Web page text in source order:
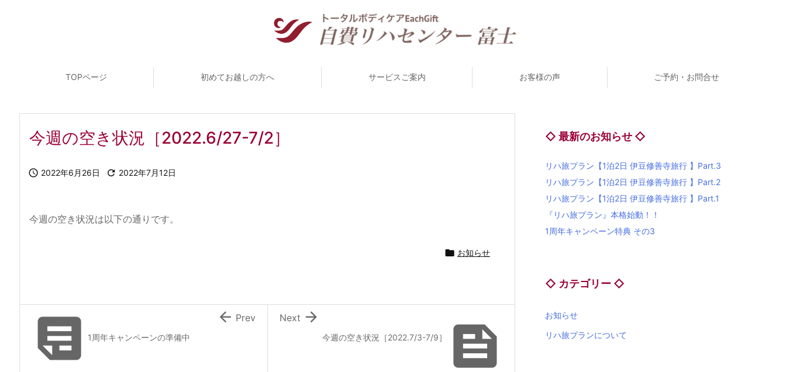
TOPページ 初めてお越しの方へ サービスご案内 お客様の声 ご予約・お問合せ
今週の空き状況［2022.6/27-7/2］
 2022年6月26日  2022年7月12日
今週の空き状況は以下の通りです。
 お知らせ

今週の空き状況［2022.7/3-7/9］

Next
1周年キャンペーンの準備中
 Prev
◇ 最新のお知らせ ◇
リハ旅プラン【1泊2日 伊豆修善寺旅行 】Part.3
リハ旅プラン【1泊2日 伊豆修善寺旅行 】Part.2
リハ旅プラン【1泊2日 伊豆修善寺旅行 】Part.1
『リハ旅プラン』本格始動！！
1周年キャンペーン特典 その3
◇ カテゴリー ◇
お知らせ
リハ旅プランについて